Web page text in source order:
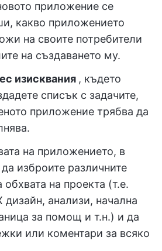
приложение се
какво приложението
на своите потребители
на създаването му.
изисквания , където
списък с задачите,
приложение трябва да
на приложението, в
изброите различните
на проекта (т.е.
дизайн, анализи, начална
за помощ и т.н.) и да
или коментари за всяко